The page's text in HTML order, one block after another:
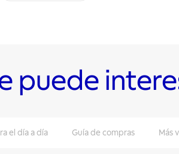
puede
el día a día Guía de compras Más